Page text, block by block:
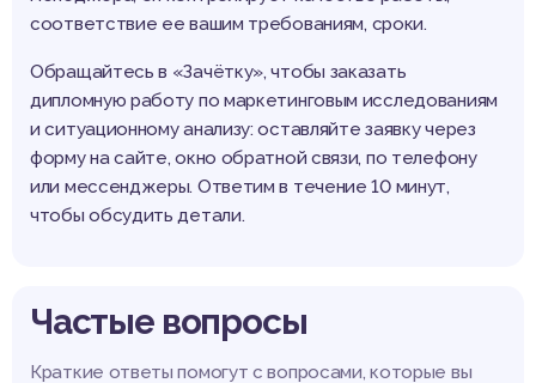
соответствие ее вашим требованиям, сроки.
Обращайтесь в «Зачётку», чтобы заказать
дипломную работу по маркетинговым исследованиям
и ситуационному анализу: оставляйте заявку через
форму на сайте, окно обратной связи, по телефону
или мессенджеры. Ответим в течение 10 минут,
чтобы обсудить детали.
Частые вопросы
Краткие ответы помогут с вопросами, которые вы